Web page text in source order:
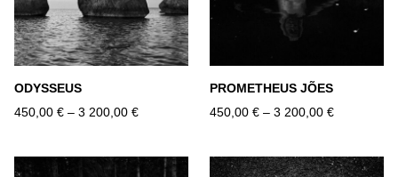
ODYSSEUS
450,00 € – 3 200,00 €
PROMETHEUS JÕES
450,00 € – 3 200,00 €